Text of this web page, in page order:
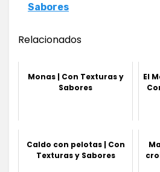
Sabores
Relacionados
Monas | Con Texturas y
Sabores
El
Caldo con pelotas | Con
Texturas y Sabores